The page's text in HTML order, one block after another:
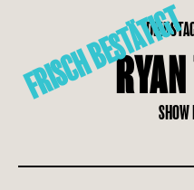
FRISCH BESTÄTIGT
SHOW